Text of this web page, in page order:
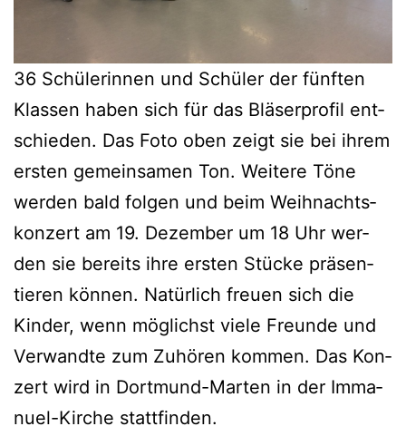
36 Schü­le­rin­nen und Schü­ler der fünf­ten
Klas­sen haben sich für das Blä­ser­pro­fil ent­
schie­den. Das Foto oben zeigt sie bei ihrem
ers­ten gemein­sa­men Ton. Wei­te­re Töne
wer­den bald fol­gen und beim Weih­nachts­
kon­zert am 19. Dezem­ber um 18 Uhr wer­
den sie bereits ihre ers­ten Stü­cke prä­sen­
tie­ren kön­nen. Natür­lich freu­en sich die
Kin­der, wenn mög­lichst vie­le Freun­de und
Ver­wand­te zum Zuhö­ren kom­men. Das Kon­
zert wird in Dort­mund-Mar­ten in der Imma­
nu­el-Kir­che stattfinden.